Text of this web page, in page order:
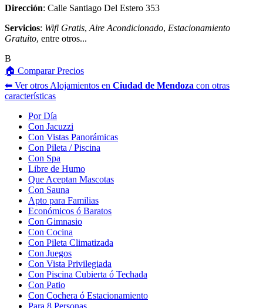
Dirección: Calle Santiago Del Estero 353
Servicios: Wifi Gratis, Aire Acondicionado, Estacionamiento
Gratuito, entre otros...
B
🏠 Comparar Precios
⬅︎ Ver otros Alojamientos en Ciudad de Mendoza con otras
características
Por Día
Con Jacuzzi
Con Vistas Panorámicas
Con Pileta / Piscina
Con Spa
Libre de Humo
Que Aceptan Mascotas
Con Sauna
Apto para Familias
Económicos ó Baratos
Con Gimnasio
Con Cocina
Con Pileta Climatizada
Con Juegos
Con Vista Privilegiada
Con Piscina Cubierta ó Techada
Con Patio
Con Cochera ó Estacionamiento
Para 8 Personas